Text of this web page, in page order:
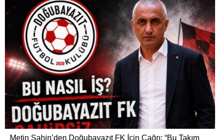
Metin Şahin’den Doğubayazıt FK İçin Çağrı: “Bu Takım